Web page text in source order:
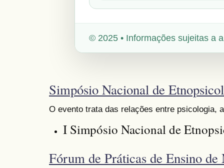
© 2025 • Informações sujeitas a
Simpósio Nacional de
O evento trata das relações entre psicologia,
I Simpósio Nacional de
Fórum de Práticas de Ensino de